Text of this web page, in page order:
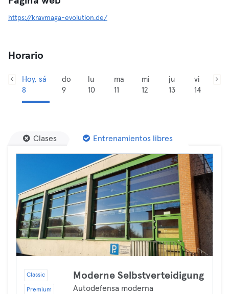
https://kravmaga-evolution.de/
Horario
Hoy, sá
8
do
9
lu
10
ma
11
mi
12
ju
13
vi
14
Clases Entrenamientos libres
Classic
Premium
Moderne Selbstverteidigung
Autodefensa moderna